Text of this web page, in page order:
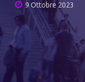
9 Ottobre 2023